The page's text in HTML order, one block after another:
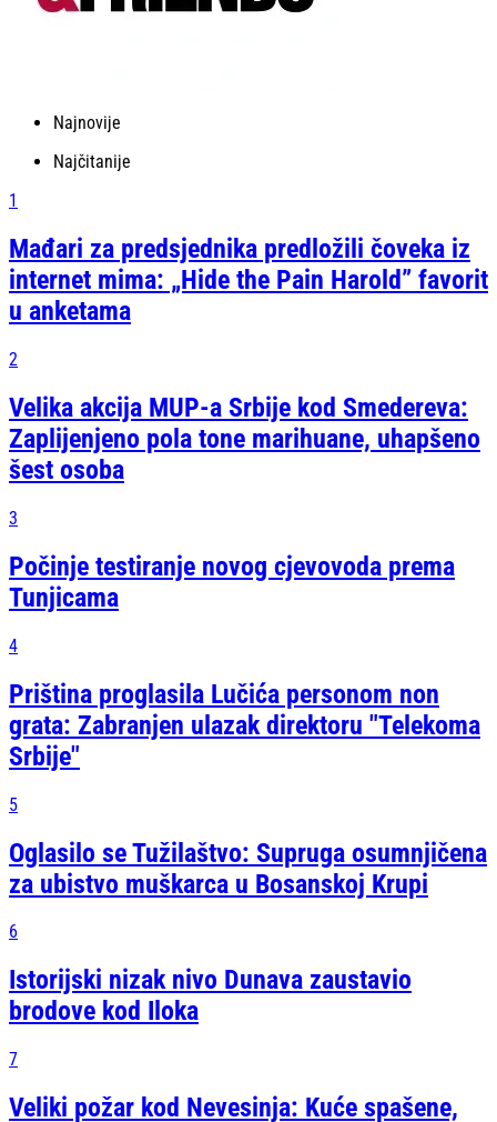
Najnovije
Najčitanije
1
Mađari za predsjednika predložili čoveka iz
internet mima: „Hide the Pain Harold” favorit
u anketama
2
Velika akcija MUP-a Srbije kod Smedereva:
Zaplijenjeno pola tone marihuane, uhapšeno
šest osoba
3
Počinje testiranje novog cjevovoda prema
Tunjicama
4
Priština proglasila Lučića personom non
grata: Zabranjen ulazak direktoru "Telekoma
Srbije"
5
Oglasilo se Tužilaštvo: Supruga osumnjičena
za ubistvo muškarca u Bosanskoj Krupi
6
Istorijski nizak nivo Dunava zaustavio
brodove kod Iloka
7
Veliki požar kod Nevesinja: Kuće spašene,